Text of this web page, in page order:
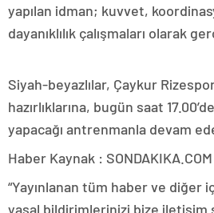
yapılan idman; kuvvet,
dayanıklılık çalışmaları olarak
Siyah-beyazlılar, Çaykur
hazırlıklarına, bugün saat
yapacağı antrenmanla devam
Haber Kaynak : SONDAKIKA.COM
“Yayınlanan tüm haber ve diğer
yasal bildirimlerinizi bize iletişim